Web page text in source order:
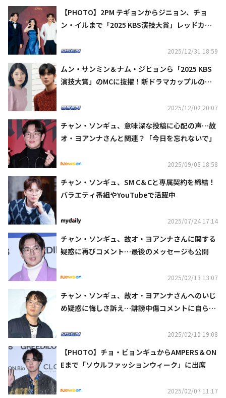
【PHOTO】2PM テギョンからジニョン、チョ
ン・イルまで「2025 KBS演技大賞」レッドカー
2025/12/31 18:59
ムン・サンミン＆ナム・ジヒョンら「2025 KBS
演技大賞」のMCに抜擢！新ドラマカップルの活
2025/12/02 20:07
チャン・ソンギュ、意味深な投稿に心配の声…故
オ・ヨアンナさんと関連？「今日を忘れないで」
2025/09/05 18:58
チャン・ソンギュ、SM C＆Cと専属契約を締結！
バラエティ番組やYouTubeで活躍中
2025/07/24 17:14
チャン・ソンギュ、故オ・ヨアンナさんに関する
疑惑に再びコメント…最後のメッセージも公開
2025/02/13 13:07
チャン・ソンギュ、故オ・ヨアンナさんへのいじ
め疑惑に悔しさ訴え…誹謗中傷コメントに自ら対
2025/02/10 19:08
【PHOTO】チョ・ビョンギュからAMPERS＆ON
Eまで「ソウルファッションウィーク」に出席
2025/02/07 11:17